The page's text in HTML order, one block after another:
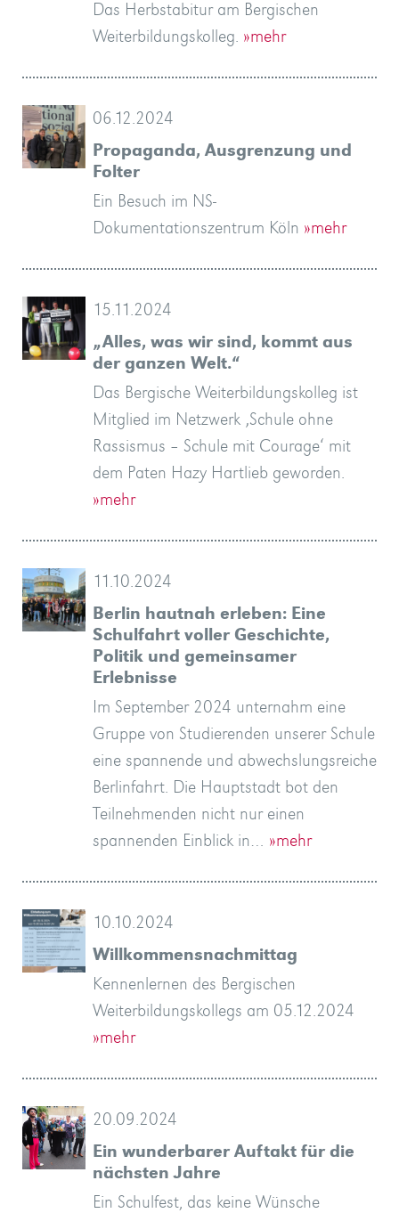
Das Herbstabitur am Bergischen
Weiterbildungskolleg. »mehr
06.12.2024
Propaganda, Ausgrenzung und
Folter
Ein Besuch im NS-
Dokumentationszentrum Köln »mehr
15.11.2024
„Alles, was wir sind, kommt aus
der ganzen Welt.“
Das Bergische Weiterbildungskolleg ist
Mitglied im Netzwerk ‚Schule ohne
Rassismus – Schule mit Courage‘ mit
dem Paten Hazy Hartlieb geworden.
»mehr
11.10.2024
Berlin hautnah erleben: Eine
Schulfahrt voller Geschichte,
Politik und gemeinsamer
Erlebnisse
Im September 2024 unternahm eine
Gruppe von Studierenden unserer Schule
eine spannende und abwechslungsreiche
Berlinfahrt. Die Hauptstadt bot den
Teilnehmenden nicht nur einen
spannenden Einblick in… »mehr
10.10.2024
Willkommensnachmittag
Kennenlernen des Bergischen
Weiterbildungskollegs am 05.12.2024
»mehr
20.09.2024
Ein wunderbarer Auftakt für die
nächsten Jahre
Ein Schulfest, das keine Wünsche